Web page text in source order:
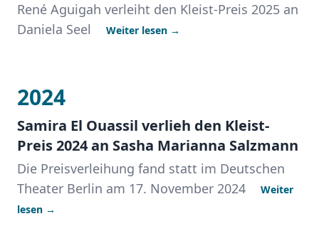
René Aguigah verleiht den Kleist-Preis 2025 an
Daniela Seel
Weiter lesen →
2024
Samira El Ouassil verlieh den Kleist-
Preis 2024 an Sasha Marianna Salzmann
Die Preisverleihung fand statt im Deutschen
Theater Berlin am 17. November 2024
Weiter
lesen →